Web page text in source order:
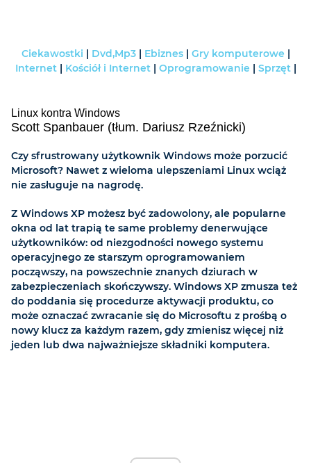
Ciekawostki | Dvd,Mp3| Ebiznes| Gry komputerowe |
Internet| Kościół i Internet| Oprogramowanie | Sprzęt|
Linux kontra Windows
Scott Spanbauer (tłum. Dariusz Rzeźnicki)
Czy sfrustrowany użytkownik Windows może porzucić
Microsoft? Nawet z wieloma ulepszeniami Linux wciąż
nie zasługuje na nagrodę.
Z Windows XP możesz być zadowolony, ale popularne
okna od lat trapią te same problemy denerwujące
użytkowników: od niezgodności nowego systemu
operacyjnego ze starszym oprogramowaniem
począwszy, na powszechnie znanych dziurach w
zabezpieczeniach skończywszy. Windows XP zmusza też
do poddania się procedurze aktywacji produktu, co
może oznaczać zwracanie się do Microsoftu z prośbą o
nowy klucz za każdym razem, gdy zmienisz więcej niż
jeden lub dwa najważniejsze składniki komputera.